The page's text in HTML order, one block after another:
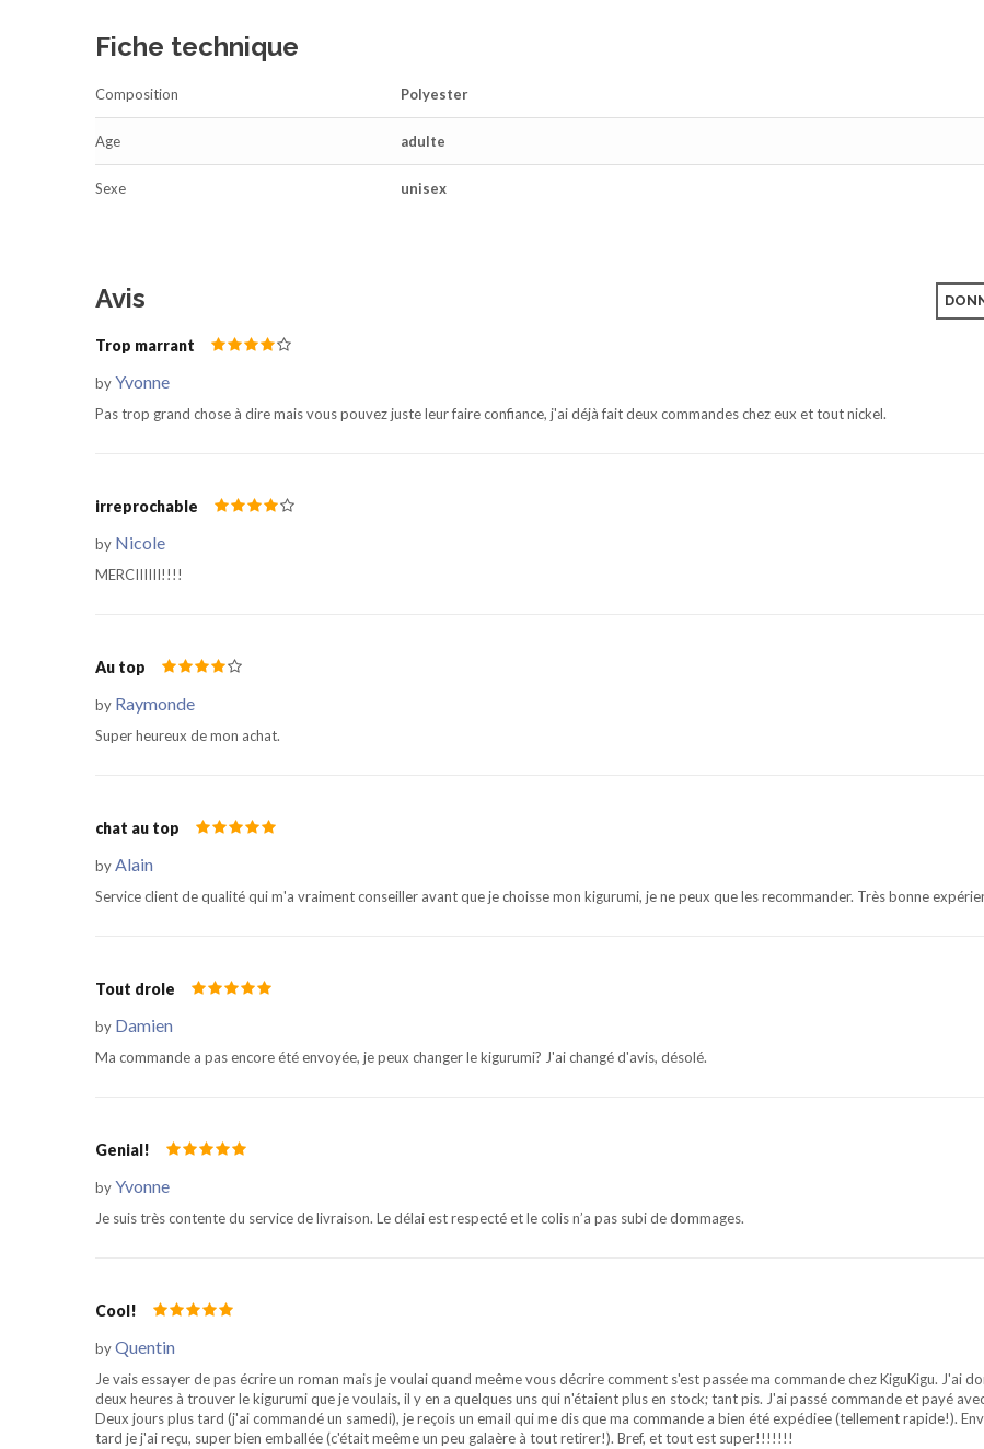
Fiche technique
Composition Polyester
Age adulte
Sexe unisex
Avis
Trop marrant
byYvonne
Pas trop grand chose à dire mais vous pouvez juste leur faire confiance, j'ai déjà fait deux commandes chez eux et tout nickel.
irreprochable
by Nicole
MERCIIIIII!!!!
Au top
by Raymonde
Super heureux de mon achat.
chat au top
byAlain
Service client de qualité qui m'a vraiment conseiller avant que je choisse mon kigurumi, je ne peux que les recommander. Très bonne
Tout drole
by Damien
Ma commande a pas encore été envoyée, je peux changer le kigurumi? J'ai changé d'avis, désolé.
Genial!
byYvonne
Je suis très contente du service de livraison. Le délai est respecté et le colis n’a pas subi de dommages.
Cool!
byQuentin
Je vais essayer de pas écrire un roman mais je voulai quand meême vous décrire comment s'est passée ma commande chez KiguKigu. J'ai
deux heures à trouver le kigurumi que je voulais, il y en a quelques uns qui n'étaient plus en stock; tant pis. J'ai passé commande et payé
Deux jours plus tard (j'ai commandé un samedi), je reçois un email qui me dis que ma commande a bien été expédiee (tellement rapide!).
tard je j'ai reçu, super bien emballée (c'était meême un peu galaère à tout retirer!). Bref, et tout est super!!!!!!!